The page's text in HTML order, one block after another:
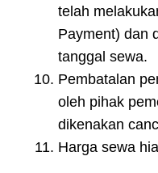
telah
Payment) dan
tanggal sewa.
Pembatalan
oleh pihak
dikenakan
Harga sewa